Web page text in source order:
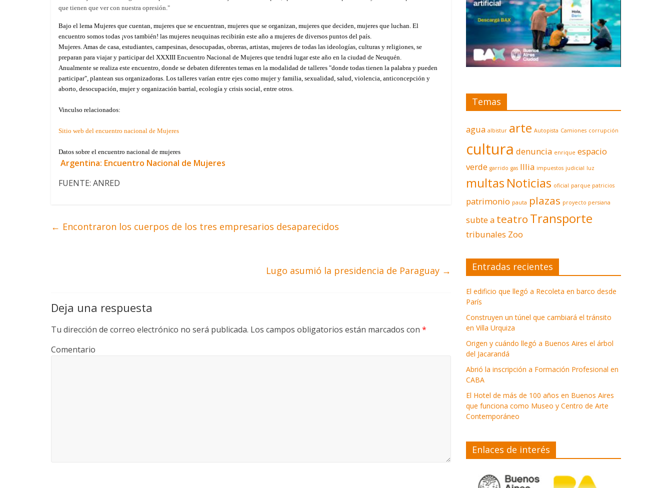
que tienen que ver con nuestra opresión."
Bajo el lema Mujeres que cuentan, mujeres que se encuentran, mujeres que se organizan, mujeres que deciden, mujeres que luchan. El
encuentro somos todas ¡vos también! las mujeres neuquinas recibirán este año a mujeres de diversos puntos del país.
Mujeres. Amas de casa, estudiantes, campesinas, desocupadas, obreras, artistas, mujeres de todas las ideologías, culturas y religiones, se
preparan para viajar y participar del XXXIII Encuentro Nacional de Mujeres que tendrá lugar este año en la ciudad de Neuquén.
Anualmente se realiza este encuentro, donde se debaten diferentes temas en la modalidad de talleres "donde todas tienen la palabra y pueden
participar", plantean sus organizadoras. Los talleres varían entre ejes como mujer y familia, sexualidad, salud, violencia, anticoncepción y
aborto, desocupación, mujer y organización barrial, ecología y crisis social, entre otros.
Vinculso relacionados:
Sitio web del encuentro nacional de Mujeres
Datos sobre el encuentro nacional de mujeres
Argentina: Encuentro Nacional de Mujeres
FUENTE: ANRED
← Encontraron los cuerpos de los tres empresarios desaparecidos
Lugo asumió la presidencia de Paraguay →
Deja una respuesta
Tu dirección de correo electrónico no será publicada. Los campos obligatorios están marcados con *
Comentario
Temas
agua albistur arte Autopista Camiones corrupción
cultura denuncia enrique espacio
verde garrido gas Illia impuestos judicial luz
multas Noticias oficial parque patricios
patrimonio pauta plazas proyecto persiana
subte a teatro Transporte
tribunales Zoo
Entradas recientes
El edificio que llegó a Recoleta en barco desde
París
Construyen un túnel que cambiará el tránsito
en Villa Urquiza
Origen y cuándo llegó a Buenos Aires el árbol
del Jacarandá
Abrió la inscripción a Formación Profesional en
CABA
El Hotel de más de 100 años en Buenos Aires
que funciona como Museo y Centro de Arte
Contemporáneo
Enlaces de interés